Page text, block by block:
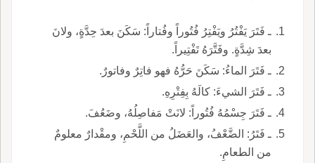
ـ فَتَرَ يَفْتُرُ ويَفْتِرُ فُتُوراً وفُتاراً: سَكَنَ بعدَ حِدَّةٍ، ولانَ
بعدَ شِدَّةٍ. وفَتَّرَهُ تَفْتِيراً.
ـ فَتَرَ الماءُ: سَكَنَ حَرُّهُ فهو فاتِرٌ وفاتورٌ.
ـ فَتَرَ الشيءَ: كالَهُ بِفِتْرِهِ.
ـ فَتَرَ جِسْمُهُ فُتُوراً: لانَتْ مَفاصِلُهُ، وضَعُفَ.
ـ فَتَرُ: الضَّعْفُ، والعَضَلُ من اللَّحْمِ، ومقْدارٌ معلومٌ
من الطعامِ.